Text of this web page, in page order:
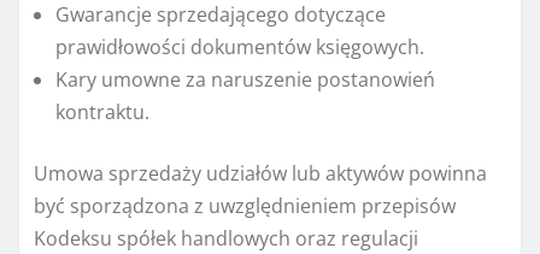
Gwarancje sprzedającego dotyczące
prawidłowości dokumentów księgowych.
Kary umowne za naruszenie postanowień
kontraktu.
Umowa sprzedaży udziałów lub aktywów powinna
być sporządzona z uwzględnieniem przepisów
Kodeksu spółek handlowych oraz regulacji